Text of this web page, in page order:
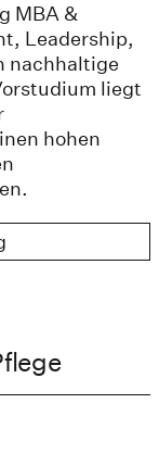
MBA &
Leadership,
nachhaltige
liegt
hohen